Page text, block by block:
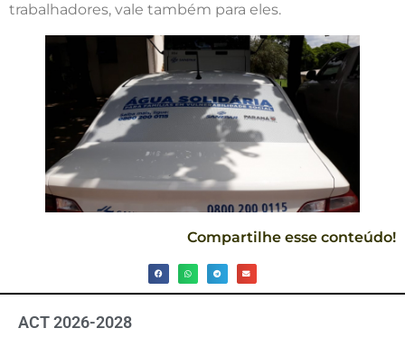
trabalhadores, vale também para eles.
Compartilhe esse conteúdo!
ACT 2026-2028